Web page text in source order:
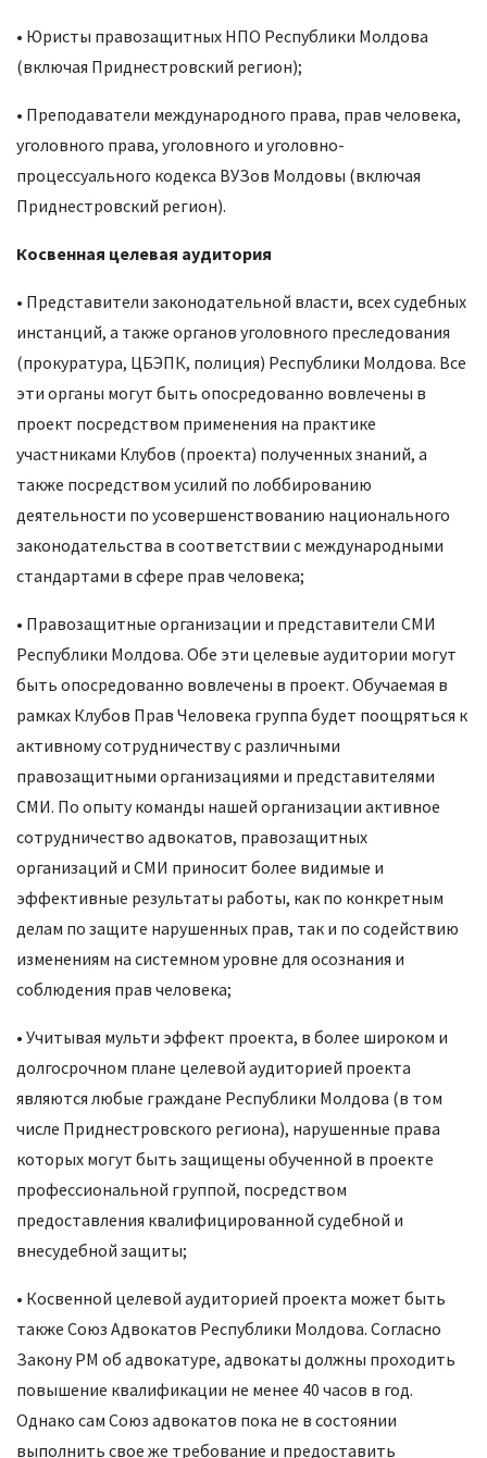
• Юристы правозащитных НПО Республики Молдова
(включая Приднестровский регион);
• Преподаватели международного права, прав человека,
уголовного права, уголовного и уголовно-
процессуального кодекса ВУЗов Молдовы (включая
Приднестровский регион).
Косвенная целевая аудитория
• Представители законодательной власти, всех судебных
инстанций, а также органов уголовного преследования
(прокуратура, ЦБЭПК, полиция) Республики Молдова. Все
эти органы могут быть опосредованно вовлечены в
проект посредством применения на практике
участниками Клубов (проекта) полученных знаний, а
также посредством усилий по лоббированию
деятельности по усовершенствованию национального
законодательства в соответствии с международными
стандартами в сфере прав человека;
• Правозащитные организации и представители СМИ
Республики Молдова. Обе эти целевые аудитории могут
быть опосредованно вовлечены в проект. Обучаемая в
рамках Клубов Прав Человека группа будет поощряться к
активному сотрудничеству с различными
правозащитными организациями и представителями
СМИ. По опыту команды нашей организации активное
сотрудничество адвокатов, правозащитных
организаций и СМИ приносит более видимые и
эффективные результаты работы, как по конкретным
делам по защите нарушенных прав, так и по содействию
изменениям на системном уровне для осознания и
соблюдения прав человека;
• Учитывая мульти эффект проекта, в более широком и
долгосрочном плане целевой аудиторией проекта
являются любые граждане Республики Молдова (в том
числе Приднестровского региона), нарушенные права
которых могут быть защищены обученной в проекте
профессиональной группой, посредством
предоставления квалифицированной судебной и
внесудебной защиты;
• Косвенной целевой аудиторией проекта может быть
также Союз Адвокатов Республики Молдова. Согласно
Закону РМ об адвокатуре, адвокаты должны проходить
повышение квалификации не менее 40 часов в год.
Однако сам Союз адвокатов пока не в состоянии
выполнить свое же требование и предоставить